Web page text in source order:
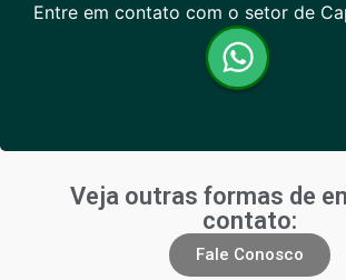
Entre em contato com o setor de
Veja outras formas de
contato:
Fale Conosco